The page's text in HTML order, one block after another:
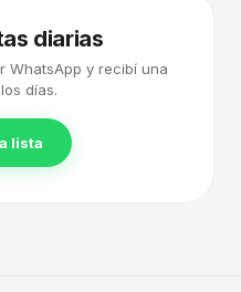
diarias
WhatsApp y recibí una
días.
lista